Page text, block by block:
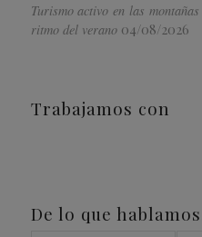
Turismo activo en las
ritmo del verano 04/08/2026
Trabajamos con
De lo que